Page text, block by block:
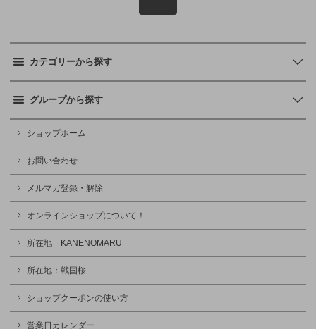
カテゴリーから探す
グループから探す
ショップホーム
お問い合わせ
メルマガ登録・解除
オンラインショップについて！
所在地 KANENOMARU
所在地：戦国桜
ショップクーポンの使い方
営業日カレンダー